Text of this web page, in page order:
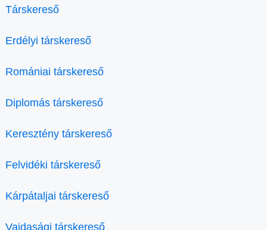
Társkereső
Erdélyi társkereső
Romániai társkereső
Diplomás társkereső
Keresztény társkereső
Felvidéki társkereső
Kárpátaljai társkereső
Vajdasági társkereső